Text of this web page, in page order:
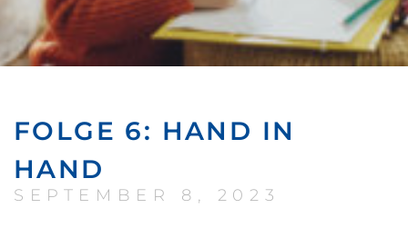
FOLGE 6: HAND IN
HAND
SEPTEMBER 8, 2023